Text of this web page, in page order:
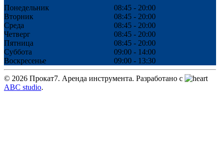
Понедельник
08:45 - 20:00
Вторник
08:45 - 20:00
Среда
08:45 - 20:00
Четверг
08:45 - 20:00
Пятница
08:45 - 20:00
Суббота
09:00 - 14:00
Воскресенье
09:00 - 13:30
© 2026 Прокат7. Аренда инструмента. Разработано c
ABC studio.